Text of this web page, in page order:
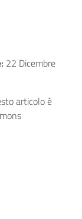
22 Dicembre
articolo è